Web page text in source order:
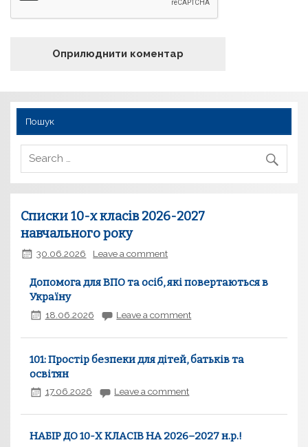
Пошук
Списки 10-х класів 2026-2027
навчального року
30.06.2026 Leave a comment
Допомога для ВПО та осіб, які повертаються в
Україну
18.06.2026 Leave a comment
101: Простір безпеки для дітей, батьків та
освітян
17.06.2026 Leave a comment
НАБІР ДО 10-Х КЛАСІВ НА 2026–2027 н.р.!